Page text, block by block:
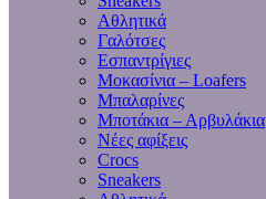
Αθλητικά
Γαλότσες
Εσπαντρίγιες
Μοκασίνια – Loafers
Μπαλαρίνες
Μποτάκια – Αρβυλάκια
Νέες αφίξεις
Crocs
Sneakers